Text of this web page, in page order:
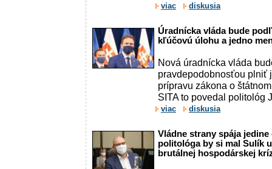
viac diskusia
Úradnícka vláda bude
kľúčovú úlohu a jedno
Nová úradnícka vláda
pravdepodobnosťou plniť
prípravu zákona o
SITA to povedal politológ
viac diskusia
Vládne strany spája
politológa by si mal Sulík
brutálnej hospodárskej